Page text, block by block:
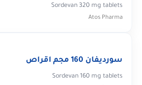
Sordevan 320 mg tablets
Atos Pharma
سورديفان 160 مجم اقراص
Sordevan 160 mg tablets